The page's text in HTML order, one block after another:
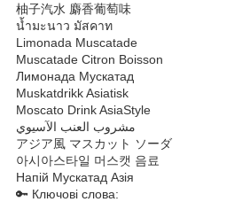
柚子汽水 麝香葡萄味
น้ำมะนาว มัสคาท
Limonada Muscatade
Muscatade Citron Boisson
Лимонада Мускатад
Muskatdrikk Asiatisk
Moscato Drink AsiaStyle
مشروب العنب الآسيوي
アジア風 マスカット ソーダ
아시아스타일 머스캣 음료
Напій Мускатад Азія
🔑 Ключові слова: